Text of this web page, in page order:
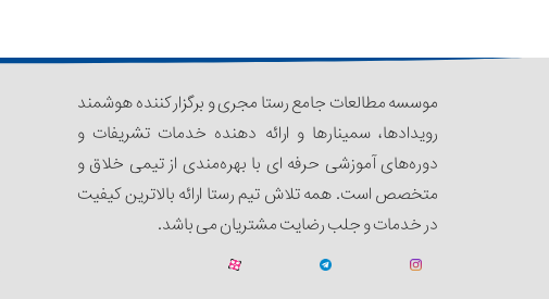
موسسه مطالعات جامع رستا مجری و برگزار کننده هوشمند
رویدادها، سمینار‌‌ها و ارائه دهنده خدمات تشریفات و
دوره‌های آموزشی حرفه ای با بهره‌مندی از تیمی خلاق و
متخصص است. همه تلاش تیم رستا ارائه بالاترین کیفیت
در خدمات و جلب رضایت مشتریان می باشد.